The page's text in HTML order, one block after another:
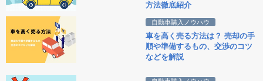
方法徹底紹介
自動車購入ノウハウ
車を高く売る方法は？ 売却の手
順や準備するもの、交渉のコツ
などを解説